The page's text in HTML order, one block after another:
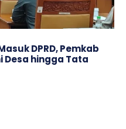
DPRD, Pemkab
Desa hingga Tata